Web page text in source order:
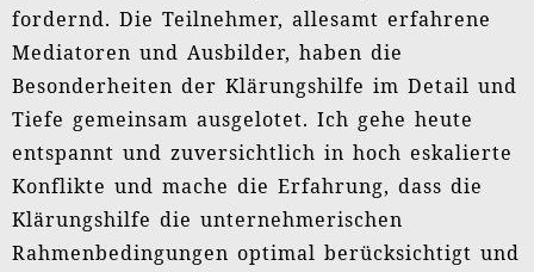
fordernd. Die Teilnehmer, allesamt erfahrene
Mediatoren und Ausbilder, haben die
Besonderheiten der Klärungshilfe im Detail und
Tiefe gemeinsam ausgelotet. Ich gehe heute
entspannt und zuversichtlich in hoch eskalierte
Konflikte und mache die Erfahrung, dass die
Klärungshilfe die unternehmerischen
Rahmenbedingungen optimal berücksichtigt und